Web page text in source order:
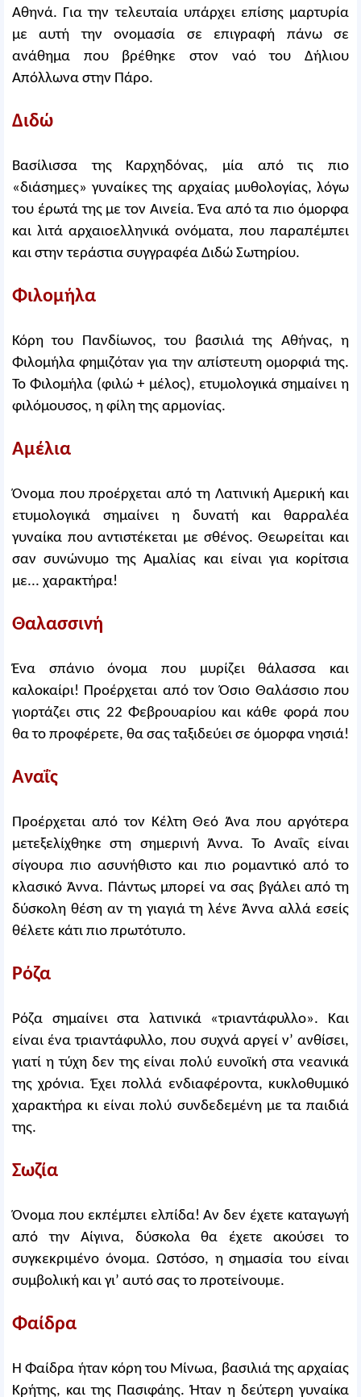
Αθηνά. Για την τελευταία υπάρχει επίσης μαρτυρία
με αυτή την ονομασία σε επιγραφή πάνω σε
ανάθημα που βρέθηκε στον ναό του Δήλιου
Απόλλωνα στην Πάρο.
Διδώ
Βασίλισσα της Καρχηδόνας, μία από τις πιο
«διάσημες» γυναίκες της αρχαίας μυθολογίας, λόγω
του έρωτά της με τον Αινεία. Ένα από τα πιο όμορφα
και λιτά αρχαιοελληνικά ονόματα, που παραπέμπει
και στην τεράστια συγγραφέα Διδώ Σωτηρίου.
Φιλομήλα
Κόρη του Πανδίωνος, του βασιλιά της Αθήνας, η
Φιλομήλα φημιζόταν για την απίστευτη ομορφιά της.
Το Φιλομήλα (φιλώ + μέλος), ετυμολογικά σημαίνει η
φιλόμουσος, η φίλη της αρμονίας.
Αμέλια
Όνομα που προέρχεται από τη Λατινική Αμερική και
ετυμολογικά σημαίνει η δυνατή και θαρραλέα
γυναίκα που αντιστέκεται με σθένος. Θεωρείται και
σαν συνώνυμο της Αμαλίας και είναι για κορίτσια
με... χαρακτήρα!
Θαλασσινή
Ένα σπάνιο όνομα που μυρίζει θάλασσα και
καλοκαίρι! Προέρχεται από τον Όσιο Θαλάσσιο που
γιορτάζει στις 22 Φεβρουαρίου και κάθε φορά που
θα το προφέρετε, θα σας ταξιδεύει σε όμορφα νησιά!
Αναΐς
Προέρχεται από τον Κέλτη Θεό Άνα που αργότερα
μετεξελίχθηκε στη σημερινή Άννα. Το Αναΐς είναι
σίγουρα πιο ασυνήθιστο και πιο ρομαντικό από το
κλασικό Άννα. Πάντως μπορεί να σας βγάλει από τη
δύσκολη θέση αν τη γιαγιά τη λένε Άννα αλλά εσείς
θέλετε κάτι πιο πρωτότυπο.
Ρόζα
Ρόζα σημαίνει στα λατινικά «τριαντάφυλλο». Και
είναι ένα τριαντάφυλλο, που συχνά αργεί ν’ ανθίσει,
γιατί η τύχη δεν της είναι πολύ ευνοϊκή στα νεανικά
της χρόνια. Έχει πολλά ενδιαφέροντα, κυκλοθυμικό
χαρακτήρα κι είναι πολύ συνδεδεμένη με τα παιδιά
της.
Σωζία
Όνομα που εκπέμπει ελπίδα! Αν δεν έχετε καταγωγή
από την Αίγινα, δύσκολα θα έχετε ακούσει το
συγκεκριμένο όνομα. Ωστόσο, η σημασία του είναι
συμβολική και γι’ αυτό σας το προτείνουμε.
Φαίδρα
Η Φαίδρα ήταν κόρη του Μίνωα, βασιλιά της αρχαίας
Κρήτης, και της Πασιφάης. Ήταν η δεύτερη γυναίκα